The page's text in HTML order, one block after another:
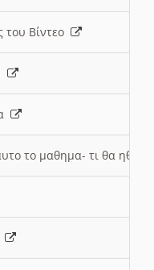
του Βίντεο
το μαθημα- τι θα